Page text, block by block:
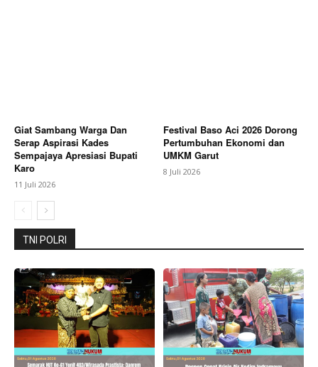
Company
About
Contact us
Subscription Plans
My account
Bagikan Artikel
Berita Lainnya Polres Pekalongan Kota Gelar Patroli
Skala Besar Antisipasi Street Crime dan Balap Liar
Saat Akhir Pekan
Giat Sambang Warga Dan
Serap Aspirasi Kades
Sempajaya Apresiasi Bupati
Karo
11 Juli 2026
Festival Baso Aci 2026 Dorong
Pertumbuhan Ekonomi dan
UMKM Garut
8 Juli 2026
TNI POLRI